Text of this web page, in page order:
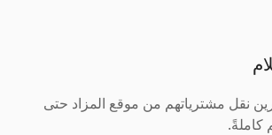
نقل مشترياتهم من موقع المزاد حتى
كاملةً.